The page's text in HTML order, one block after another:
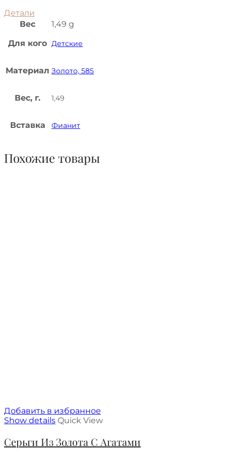
Детали
Вес
1,49 g
Для кого Детские
Материал Золото, 585
Вес, г. 1,49
Вставка Фианит
Похожие товары
Добавить в избранное
Show details Quick View
Серьги Из Золота С Агатами